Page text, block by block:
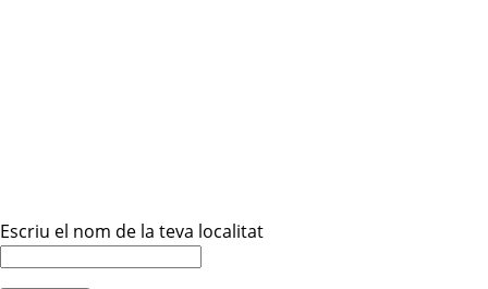
Escriu el nom de la teva localitat